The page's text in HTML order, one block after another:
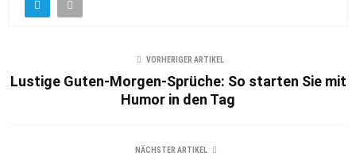
VORHERIGER ARTIKEL
Lustige Guten-Morgen-Sprüche: So starten Sie mit
Humor in den Tag
NÄCHSTER ARTIKEL